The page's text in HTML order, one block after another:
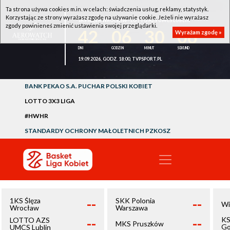
1KS ŚLĘZA WROCŁAW - LOTTO AZS UMCS LUBLIN
06
19.09.2026, GODZ. 18:00, TVPSPORT.PL
BANK PEKAO S.A. PUCHAR POLSKI KOBIET
LOTTO 3X3 LIGA
#HWHR
STANDARDY OCHRONY MAŁOLETNICH PZKOSZ
1KS Ślęza
Wrocław
--
LOTTO AZS
UMCS Lublin
--
SKK Polonia
Warszawa
--
MKS Pruszków --
Ta strona używa cookies m.in. w celach: świadczenia usług, reklamy, statystyk.
Korzystając ze strony wyrażasz zgodę na używanie cookie. Jeżeli nie wyrażasz
zgody powinieneś zmienić ustawienia swojej przeglądarki.
Wyrażam zgodę »